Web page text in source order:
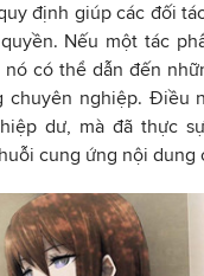
định giúp các đối
Nếu một tác
nó có thể dẫn đến
chuyên nghiệp. Điều
dư, mà đã thực
cung ứng nội dung